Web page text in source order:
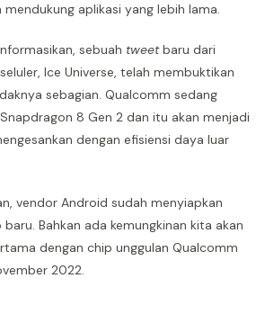
aplikasi yang lebih lama.
sebuah tweetbaru dari
Ice Universe, telah membuktikan
sebagian. Qualcomm sedang
8 Gen 2 dan itu akan menjadi
dengan efisiensi daya luar
vendor Android sudah menyiapkan
Bahkan ada kemungkinan kita akan
dengan chip unggulan Qualcomm
2022.